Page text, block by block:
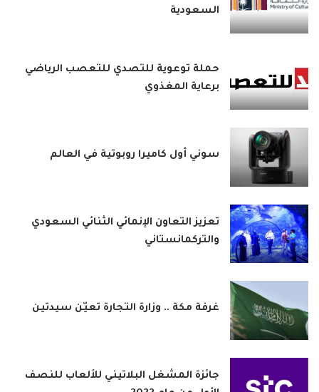
السعودية
حملة توعوية للتصدي للتعصب الرياضي
برعاية المغذوي
سوني أول كاميرا روبوتية في العالم
تعزيز التعاون الإنمائي الثنائي السعودي
والتركمانستاني
غرفة مكة .. وزارة التجارة تعيّن سيدتين
جائزة المشغل البلاتيني للألعاب للنصف